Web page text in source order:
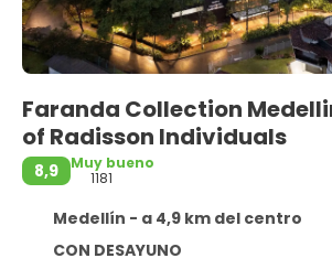
Faranda Collection
of Radisson Individuals
8,9
Muy bueno
1181
Medellín - a 4,9 km del centro
CON DESAYUNO